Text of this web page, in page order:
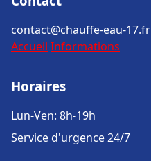
contact@chauffe-eau-17.fr
Accueil Informations
Horaires
Lun-Ven: 8h-19h
Service d'urgence 24/7